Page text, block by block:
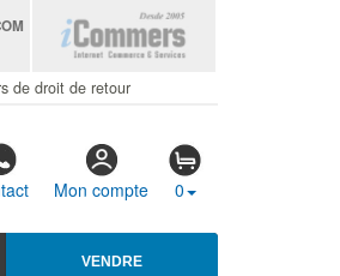
de droit de retour
Mon compte 0
VENDRE